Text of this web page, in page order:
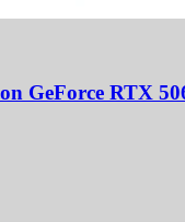
GeForce RTX